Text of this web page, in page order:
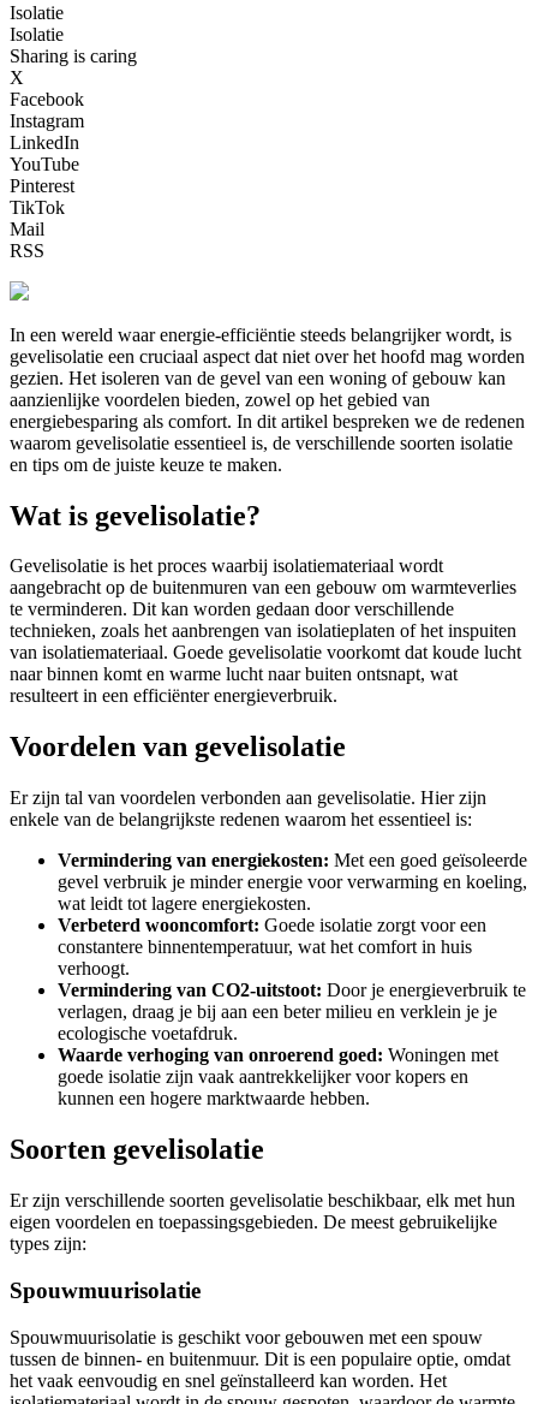
Isolatie
Isolatie
Sharing is caring
X
Facebook
Instagram
LinkedIn
YouTube
Pinterest
TikTok
Mail
RSS
In een wereld waar energie-efficiëntie steeds belangrijker wordt, is
gevelisolatie een cruciaal aspect dat niet over het hoofd mag worden
gezien. Het isoleren van de gevel van een woning of gebouw kan
aanzienlijke voordelen bieden, zowel op het gebied van
energiebesparing als comfort. In dit artikel bespreken we de redenen
waarom gevelisolatie essentieel is, de verschillende soorten isolatie
en tips om de juiste keuze te maken.
Wat is gevelisolatie?
Gevelisolatie is het proces waarbij isolatiemateriaal wordt
aangebracht op de buitenmuren van een gebouw om warmteverlies
te verminderen. Dit kan worden gedaan door verschillende
technieken, zoals het aanbrengen van isolatieplaten of het inspuiten
van isolatiemateriaal. Goede gevelisolatie voorkomt dat koude lucht
naar binnen komt en warme lucht naar buiten ontsnapt, wat
resulteert in een efficiënter energieverbruik.
Voordelen van gevelisolatie
Er zijn tal van voordelen verbonden aan gevelisolatie. Hier zijn
enkele van de belangrijkste redenen waarom het essentieel is:
Vermindering van energiekosten: Met een goed geïsoleerde
gevel verbruik je minder energie voor verwarming en koeling,
wat leidt tot lagere energiekosten.
Verbeterd wooncomfort: Goede isolatie zorgt voor een
constantere binnentemperatuur, wat het comfort in huis
verhoogt.
Vermindering van CO2-uitstoot: Door je energieverbruik te
verlagen, draag je bij aan een beter milieu en verklein je je
ecologische voetafdruk.
Waarde verhoging van onroerend goed: Woningen met
goede isolatie zijn vaak aantrekkelijker voor kopers en
kunnen een hogere marktwaarde hebben.
Soorten gevelisolatie
Er zijn verschillende soorten gevelisolatie beschikbaar, elk met hun
eigen voordelen en toepassingsgebieden. De meest gebruikelijke
types zijn:
Spouwmuurisolatie
Spouwmuurisolatie is geschikt voor gebouwen met een spouw
tussen de binnen- en buitenmuur. Dit is een populaire optie, omdat
het vaak eenvoudig en snel geïnstalleerd kan worden. Het